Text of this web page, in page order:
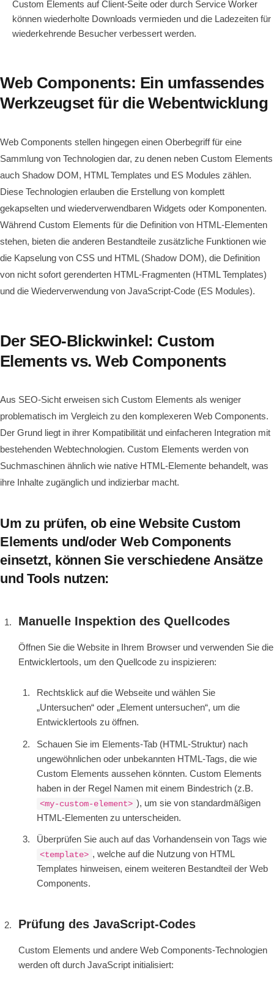
Custom Elements auf Client-Seite oder durch Service Worker
können wiederholte Downloads vermieden und die Ladezeiten für
wiederkehrende Besucher verbessert werden.
Web Components: Ein umfassendes
Werkzeugset für die Webentwicklung
Web Components stellen hingegen einen Oberbegriff für eine
Sammlung von Technologien dar, zu denen neben Custom Elements
auch Shadow DOM, HTML Templates und ES Modules zählen.
Diese Technologien erlauben die Erstellung von komplett
gekapselten und wiederverwendbaren Widgets oder Komponenten.
Während Custom Elements für die Definition von HTML-Elementen
stehen, bieten die anderen Bestandteile zusätzliche Funktionen wie
die Kapselung von CSS und HTML (Shadow DOM), die Definition
von nicht sofort gerenderten HTML-Fragmenten (HTML Templates)
und die Wiederverwendung von JavaScript-Code (ES Modules).
Der SEO-Blickwinkel: Custom
Elements vs. Web Components
Aus SEO-Sicht erweisen sich Custom Elements als weniger
problematisch im Vergleich zu den komplexeren Web Components.
Der Grund liegt in ihrer Kompatibilität und einfacheren Integration mit
bestehenden Webtechnologien. Custom Elements werden von
Suchmaschinen ähnlich wie native HTML-Elemente behandelt, was
ihre Inhalte zugänglich und indizierbar macht.
Um zu prüfen, ob eine Website Custom
Elements und/oder Web Components
einsetzt, können Sie verschiedene Ansätze
und Tools nutzen:
Manuelle Inspektion des Quellcodes
Öffnen Sie die Website in Ihrem Browser und verwenden Sie die
Entwicklertools, um den Quellcode zu inspizieren:
Rechtsklick auf die Webseite und wählen Sie
„Untersuchen“ oder „Element untersuchen“, um die
Entwicklertools zu öffnen.
Schauen Sie im Elements-Tab (HTML-Struktur) nach
ungewöhnlichen oder unbekannten HTML-Tags, die wie
Custom Elements aussehen könnten. Custom Elements
haben in der Regel Namen mit einem Bindestrich (z.B.
<my-custom-element> ), um sie von standardmäßigen
HTML-Elementen zu unterscheiden.
Überprüfen Sie auch auf das Vorhandensein von Tags wie
<template> , welche auf die Nutzung von HTML
Templates hinweisen, einem weiteren Bestandteil der Web
Components.
Prüfung des JavaScript-Codes
Custom Elements und andere Web Components-Technologien
werden oft durch JavaScript initialisiert: